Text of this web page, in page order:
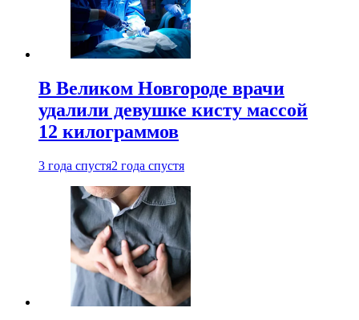
В Великом Новгороде врачи
удалили девушке кисту массой
12 килограммов
3 года спустя2 года спустя